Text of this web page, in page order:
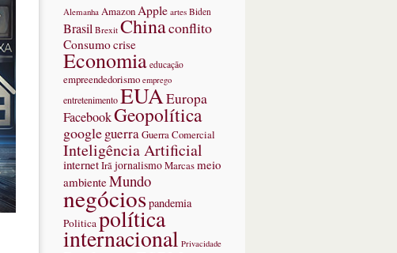
Alemanha Amazon Apple artes Biden
Brasil Brexit Chinaconflito
Consumocrise
Economia educação
empreendedorismo emprego
entretenimentoEUAEuropa
FacebookGeopolítica
googleguerraGuerra Comercial
Inteligência Artificial
internetIrãjornalismoMarcasmeio
ambienteMundo
negóciospandemia
Politicapolítica
internacional Privacidade